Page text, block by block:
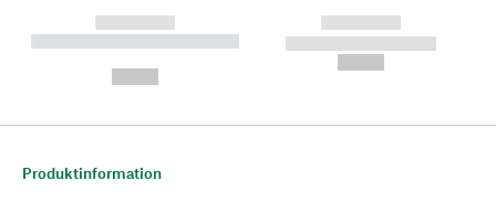
------------
----------- ----------- --------
------------
----------- -----------
Produktinformation